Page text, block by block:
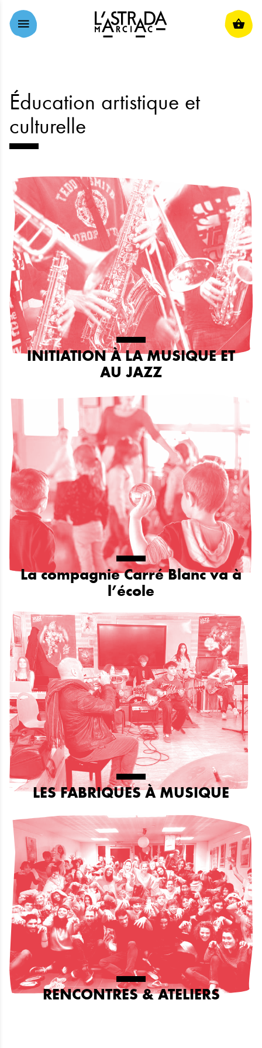
ALLER AU CONTENU PRINCIPAL
Éducation artistique et
culturelle
INITIATION À LA MUSIQUE ET
AU JAZZ
La compagnie Carré Blanc va à
l’école
LES FABRIQUES À MUSIQUE
RENCONTRES & ATELIERS